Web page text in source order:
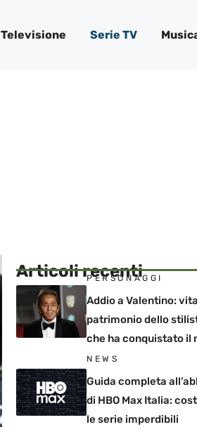
Televisione Serie TV
Articoli recenti
PERSONAGGI
Addio a Valentino:
patrimonio dello
che ha conquistato il
NEWS
Guida completa
di HBO Max Italia:
le serie imperdibili